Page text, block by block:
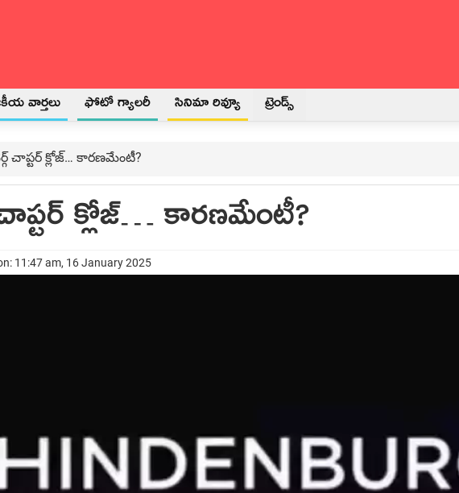
వార్తలు ఫోటో గ్యాలరీ సినిమా రివ్యూ ట్రెండ్స్
చాప్టర్ క్లోజ్… కారణమేంటీ?
క్లోజ్… కారణమేంటీ?
11:47 am, 16 January 2025